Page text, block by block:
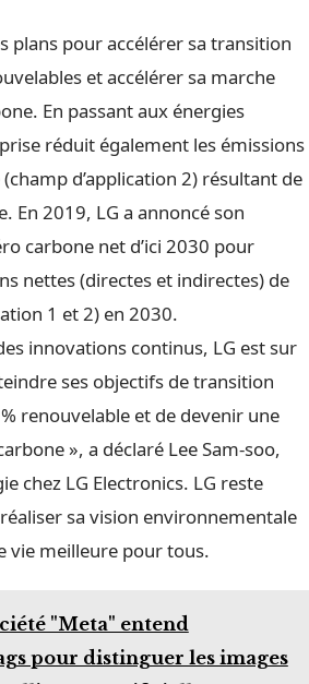
plans pour accélérer sa transition
et accélérer sa marche
En passant aux énergies
réduit également les émissions
d’application 2) résultant de
En 2019, LG a annoncé son
carbone net d’ici 2030 pour
nettes (directes et indirectes) de
1 et 2) en 2030.
innovations continus, LG est sur
ses objectifs de transition
renouvelable et de devenir une
», a déclaré Lee Sam-soo,
chez LG Electronics. LG reste
sa vision environnementale
vie meilleure pour tous.
"Meta" entend
pour distinguer les images